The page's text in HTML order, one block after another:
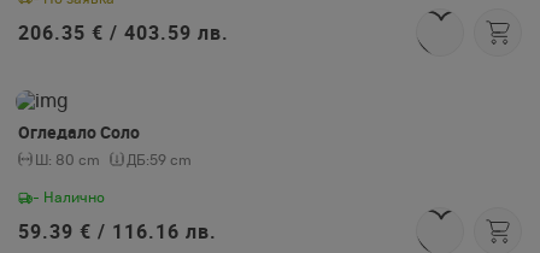
206.35 € / 403.59 лв.
Огледало Соло
Ш: 80 cm ДБ:59 cm
- Налично
59.39 € / 116.16 лв.